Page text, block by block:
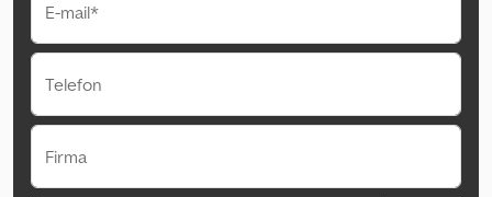
E-mail*
Telefon
Firma